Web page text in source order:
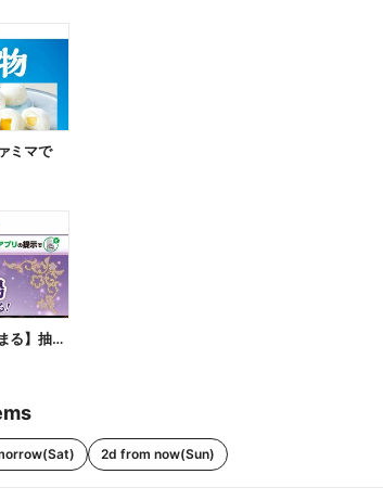
ミマで
【ファミペイでスタンプ貯まる】抽選でペアチケットが当たる!
2d from now(Sun)